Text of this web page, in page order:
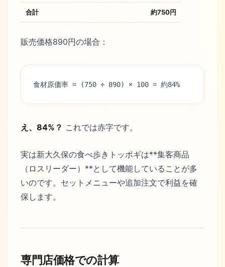
合計 約750円
販売価格890円の場合：
食材原価率 = (750 ÷ 890) × 100 = 約84%
え、84%？ これでは赤字です。
実は新大久保の食べ歩きトッポギは**集客商品
（ロスリーダー）**として機能していることが多
いのです。セットメニューや追加注文で利益を確
保します。
専門店価格での計算